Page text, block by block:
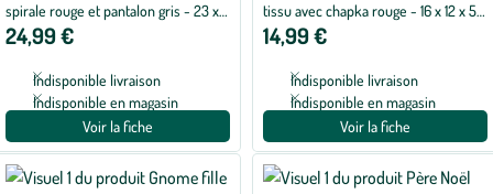
spirale rouge et pantalon gris - 23 x
12 x 57 cm
24,99 €
Indisponible livraison
Indisponible en magasin
Voir la fiche
tissu avec chapka rouge - 16 x 12 x 51
cm
14,99 €
Indisponible livraison
Indisponible en magasin
Voir la fiche